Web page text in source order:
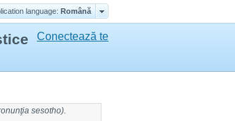
language: Română
Conectează te
sesotho).